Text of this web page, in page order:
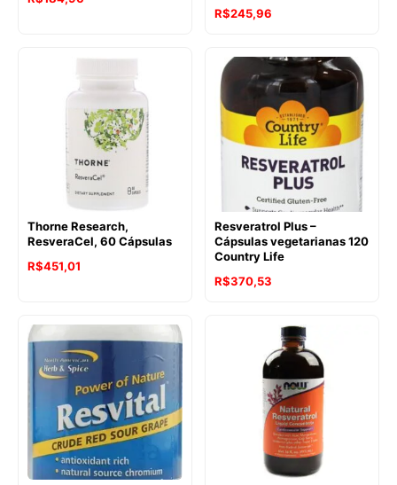
R$266,70.
R$184,96.
O
original
era:
R$356,58.
R$245,96
atual
é:
R$245,96.
Thorne Research,
ResveraCel, 60 Cápsulas
R$451,01
Resveratrol Plus –
Cápsulas vegetarianas 120
Country Life
R$370,53